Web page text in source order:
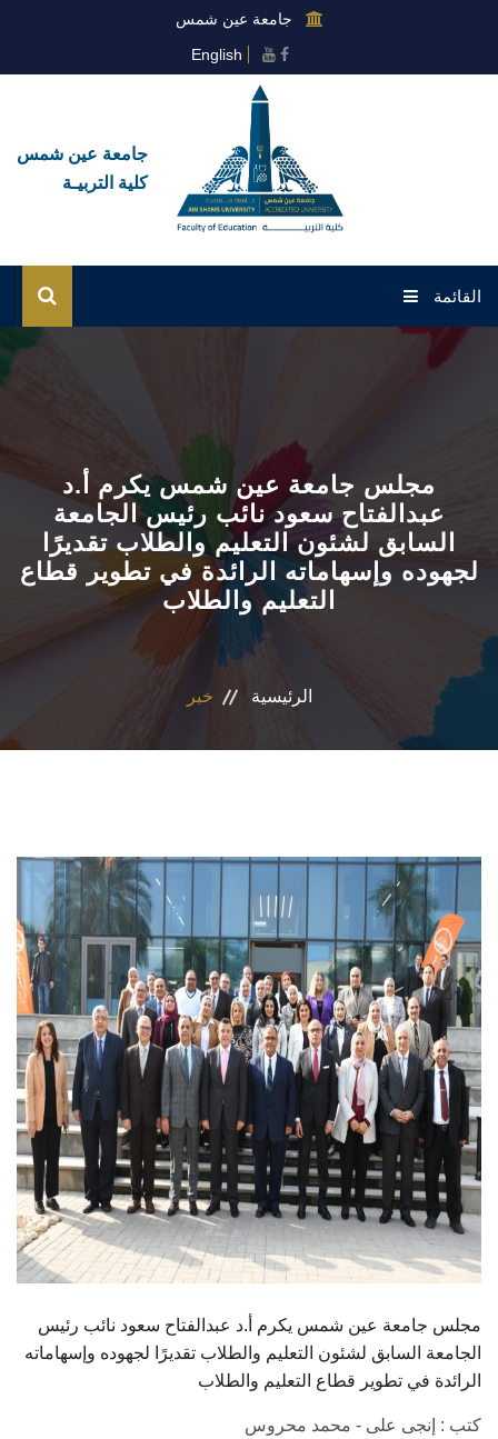
جامعة عين شمس
English
جامعة عين شمس
كلية التربيـة
القائمة
القطاعات
الاقسام
البرامج الأكاديمية
مجلس جامعة عين شمس يكرم أ.د
عبدالفتاح سعود نائب رئيس الجامعة
السابق لشئون التعليم والطلاب تقديرًا
لجهوده وإسهاماته الرائدة في تطوير قطاع
التعليم والطلاب
الرئيسية خبر
مجلس جامعة عين شمس يكرم أ.د عبدالفتاح سعود نائب رئيس
الجامعة السابق لشئون التعليم والطلاب تقديرًا لجهوده وإسهاماته
الرائدة في تطوير قطاع التعليم والطلاب
كتب : إنجى على - محمد محروس